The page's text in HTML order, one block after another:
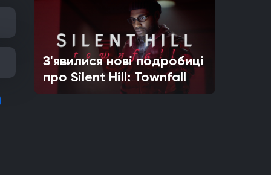
З'явилися нові подробиці
про Silent Hill: Townfall